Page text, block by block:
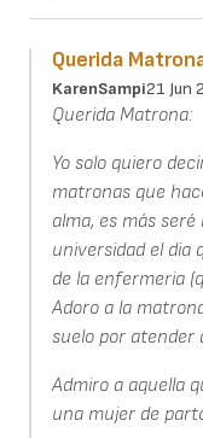
Querida
KarenSampi21 Jun
Querida Matrona:
Yo solo quiero
matronas que
alma, es más
universidad el dia
de la enfermeria
Adoro a la
suelo por atender
Admiro a aquella
una mujer de